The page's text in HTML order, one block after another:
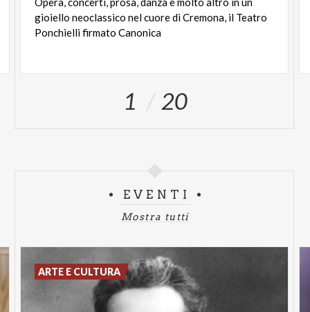
gioiello neoclassico nel cuore di Cremona, il Teatro
Ponchielli firmato Canonica
1 20
EVENTI
Mostra tutti
ARTE E CULTURA